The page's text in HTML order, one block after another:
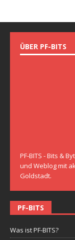
ÜBER PF-BITS
PF-BITS - Bits &
und Weblog mit
Goldstadt.
PF-BITS
Was ist PF-BITS?